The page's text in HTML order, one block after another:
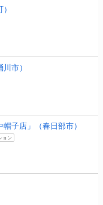
市）
子店」（春日部市）
ョン